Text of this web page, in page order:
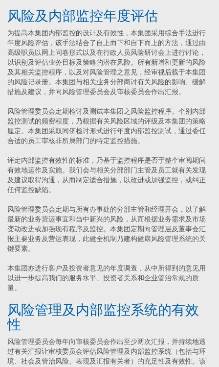
风险及内部监控年度评估
为提高本集团内部监控的设计及有效性，本集团采用综合手法进行
年度风险评估，该手法结合了自上而下和自下而上的方法，通过由
高级职员以网上问卷形式以及在行政人员风险研讨会上进行讨论，
以识别及评估业务目标及策略的潜在风险。所有新增和更新的风险
及其相关监控程序，以及对风险管理之意见，经审视后载于本集团
的风险记录册。本集团与相关业务分部商讨有关风险的影响、缓解
措施及建议，并向风险管理委员会及审核委员会作出汇报。
风险管理委员会定期检讨及测试本集团之风险监控程序。个别内部
监控测试的频密程度，乃根据有关风险区域的评级及本集团的策略
厘定。本集团采取同侪检讨形式进行年度内部监控测试，通过委任
合适的员工审核非所属部门的特定监控措施。
评定内部监控有效性的标准，乃基于监控程序是否于整个审阅期间
有效地运作及实施。我们会与相关分部部门主管及员工就有关发现
及建议取得沟通，从而制定适合措施，以改进或加强监控，或纠正
任何监控缺陷。
风险管理委员会定期与所有办事处的分部主管和经理开会，以了解
最新的业务营运事宜和当中新兴的风险，从而根据业务需求及市场
变动改进或加强现有程序及监控。本集团定期向管理层及董事会汇
报主要业务及营运表现，此健全机制乃建构健康风险管理系统的关
键要素。
本集团亦进行客户及投资者意见的年度调查，从中所得到的意见用
以进一步提高我们的服务水平、投资者关系和企业管治常规的质
量。
风险管理及内部监控系统的有效
性
风险管理委员会每年向审核委员会作出至少两次汇报，并持续地透
过有关汇报让审核委员会评估风险管理及内部监控系统（包括与环
境、社会及管治风险、表现及汇报有关者）的充足性及有效性。该